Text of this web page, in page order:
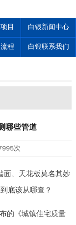
目 白银新闻中心
程 白银联系我们
哪些管道
次
面、天花板莫名其妙
底该从哪查？
的《城镇住宅质量